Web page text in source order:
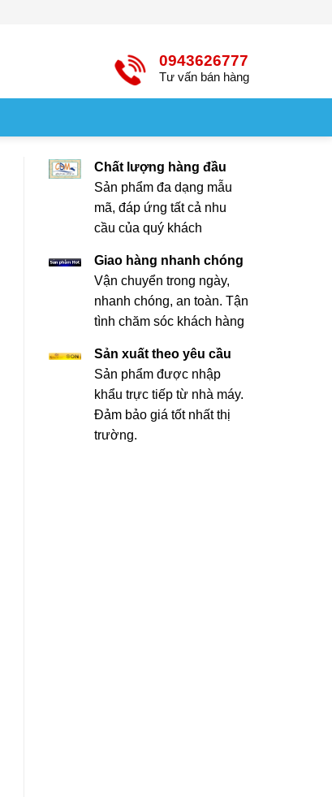
0943626777
Tư vấn bán hàng
Chất lượng hàng đầu
Sản phẩm đa dạng mẫu
mã, đáp ứng tất cả nhu
cầu của quý khách
Giao hàng nhanh chóng
Vận chuyển trong ngày,
nhanh chóng, an toàn. Tận
tình chăm sóc khách hàng
Sản xuất theo yêu cầu
Sản phẩm được nhập
khẩu trực tiếp từ nhà máy.
Đảm bảo giá tốt nhất thị
trường.